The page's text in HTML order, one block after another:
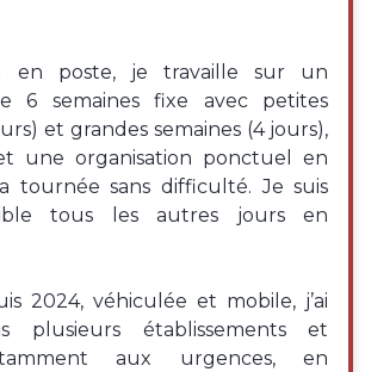
en poste, je travaille sur un
6 semaines fixe avec petites
et grandes semaines (4 jours),
une organisation ponctuel en
tournée sans difficulté. Je suis
tous les autres jours en
2024, véhiculée et mobile, j’ai
plusieurs établissements et
aux urgences, en